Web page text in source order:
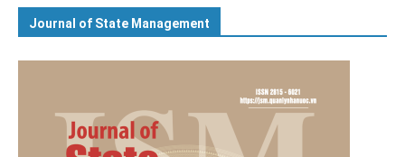
Journal of State Management